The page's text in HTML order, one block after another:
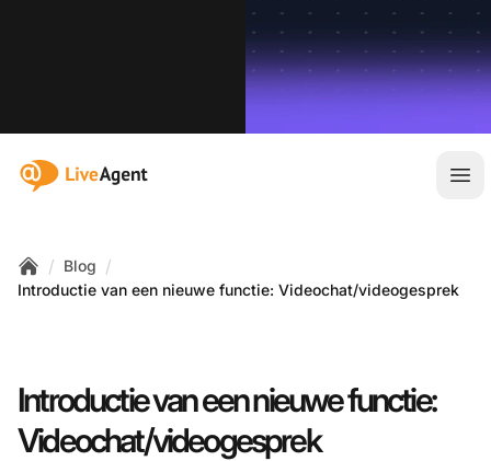
:site.title
Home
/ Blog /
Introductie van een nieuwe functie: Videochat/videogesprek
Introductie van een nieuwe functie:
Videochat/videogesprek